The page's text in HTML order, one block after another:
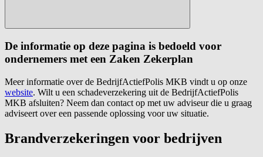
De informatie op deze pagina is bedoeld voor
ondernemers met een Zaken Zekerplan
Meer informatie over de BedrijfActiefPolis MKB vindt u op onze
website. Wilt u een schadeverzekering uit de BedrijfActiefPolis
MKB afsluiten? Neem dan contact op met uw adviseur die u graag
adviseert over een passende oplossing voor uw situatie.
Brandverzekeringen voor bedrijven